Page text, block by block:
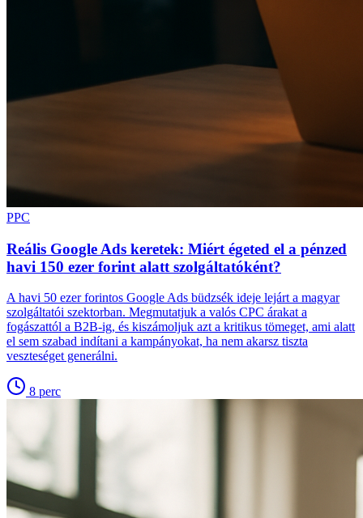
PPC
Reális Google Ads keretek: Miért égeted el a pénzed
havi 150 ezer forint alatt szolgáltatóként?
A havi 50 ezer forintos Google Ads büdzsék ideje lejárt a magyar
szolgáltatói szektorban. Megmutatjuk a valós CPC árakat a
fogászattól a B2B-ig, és kiszámoljuk azt a kritikus tömeget, ami alatt
el sem szabad indítani a kampányokat, ha nem akarsz tiszta
veszteséget generálni.
8 perc